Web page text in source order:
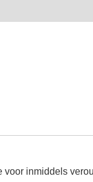
inmiddels